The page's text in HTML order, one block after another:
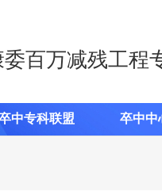
百万减残工程
中专科联盟 卒中中